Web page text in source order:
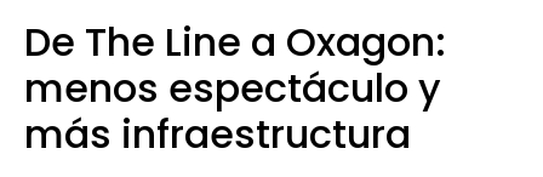
De The Line a Oxagon:
menos espectáculo y
más infraestructura